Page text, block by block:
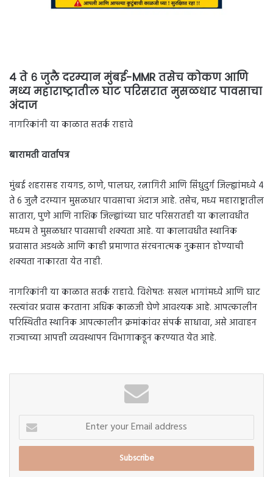
४ ते ६ जुलै दरम्यान मुंबई-MMR तसेच कोकण आणि
मध्य महाराष्ट्रातील घाट परिसरात मुसळधार पावसाचा
अंदाज
नागरिकांनी या काळात सतर्क राहावे
बारामती वार्तापत्र
मुंबई शहरासह रायगड, ठाणे, पालघर, रत्नागिरी आणि सिंधुदुर्ग जिल्ह्यांमध्ये 4
ते 6 जुलै दरम्यान मुसळधार पावसाचा अंदाज आहे. तसेच, मध्य महाराष्ट्रातील
सातारा, पुणे आणि नाशिक जिल्ह्यांच्या घाट परिसरातही या कालावधीत
मध्यम ते मुसळधार पावसाची शक्यता आहे. या कालावधीत स्थानिक
प्रवासात अडथळे आणि काही प्रमाणात संरचनात्मक नुकसान होण्याची
शक्यता नाकारता येत नाही.
नागरिकांनी या काळात सतर्क राहावे. विशेषतः सखल भागांमध्ये आणि घाट
रस्त्यांवर प्रवास करताना अधिक काळजी घेणे आवश्यक आहे. आपत्कालीन
परिस्थितीत स्थानिक आपत्कालीन क्रमांकांवर संपर्क साधावा, असे आवाहन
राज्याच्या आपत्ती व्यवस्थापन विभागाकडून करण्यात येत आहे.
Enter
your
Email